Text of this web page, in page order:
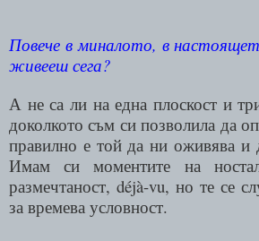
Повече в миналото, в
живееш сега?
А не са ли на една плоскост и
доколкото съм си позволила да
правилно е той да ни оживява и
Имам си моментите на
размечтаност, déjà-vu, но те се
за времева условност.